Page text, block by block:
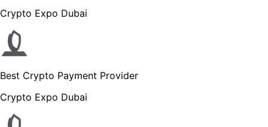
Crypto Expo Dubai
Best Crypto Payment Provider
Crypto Expo Dubai